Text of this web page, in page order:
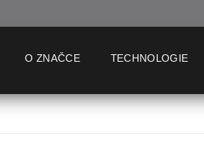
O ZNAČCE TECHNOLOGIE